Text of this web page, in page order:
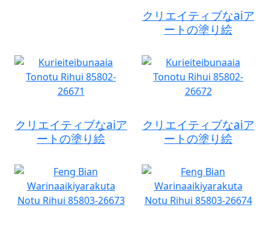
クリエイティブなaiア
ートの塗り絵
クリエイティブなaiア
ートの塗り絵
クリエイティブなaiア
ートの塗り絵